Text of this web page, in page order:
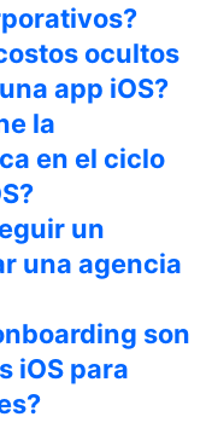
ocultos
app iOS?
la
en el ciclo
un
una agencia
son
iOS para